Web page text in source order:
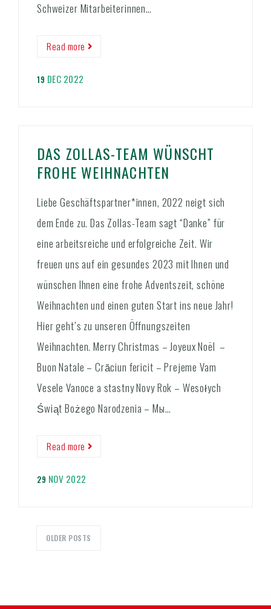
Schweizer Mitarbeiterinnen…
Read more
19 DEC 2022
DAS ZOLLAS-TEAM WÜNSCHT
FROHE WEIHNACHTEN
Liebe Geschäftspartner*innen, 2022 neigt sich
dem Ende zu. Das Zollas-Team sagt “Danke” für
eine arbeitsreiche und erfolgreiche Zeit. Wir
freuen uns auf ein gesundes 2023 mit Ihnen und
wünschen Ihnen eine frohe Adventszeit, schöne
Weihnachten und einen guten Start ins neue Jahr!
Hier geht’s zu unseren Öffnungszeiten
Weihnachten. Merry Christmas – Joyeux Noël –
Buon Natale – Crăciun fericit – Prejeme Vam
Vesele Vanoce a stastny Novy Rok – Wesołych
Świąt Bożego Narodzenia – Мы…
Read more
29 NOV 2022
OLDER POSTS